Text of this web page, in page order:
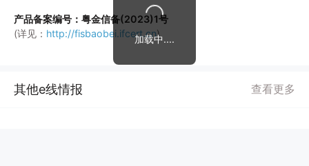
产品备案编号：粤金信备(2023)1号
(详见： http://fisbaobei.ifcert.cn)
其他e线情报 查看更多
加载中....